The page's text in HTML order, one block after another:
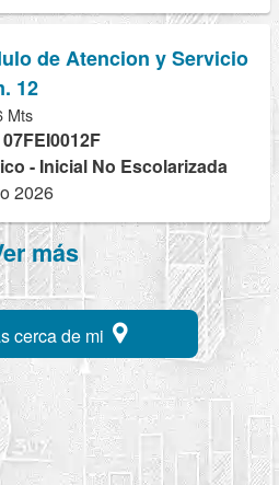
de Atencion y Servicio
12
Mts
- Inicial No Escolarizada
2026
más
cerca de mi